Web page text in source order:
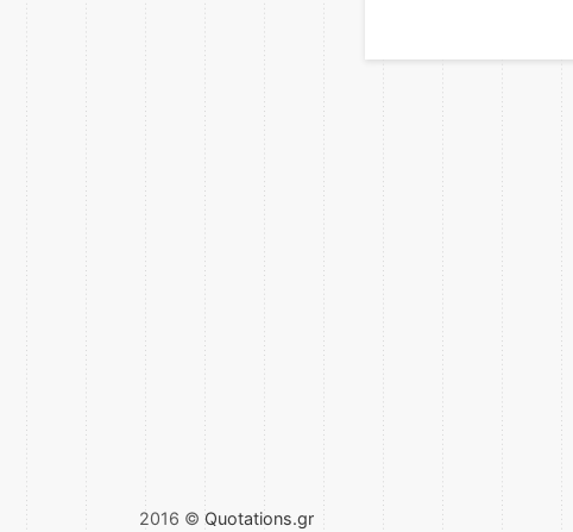
2016 © Quotations.gr